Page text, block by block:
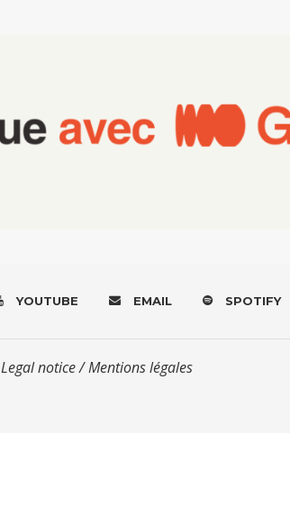
YOUTUBE EMAIL SPOTIFY
Legal notice / Mentions légales